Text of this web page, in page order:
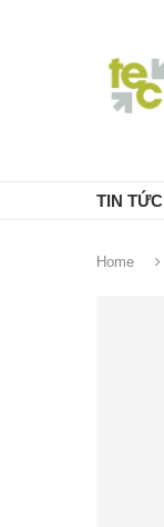
TIN TỨC
Home